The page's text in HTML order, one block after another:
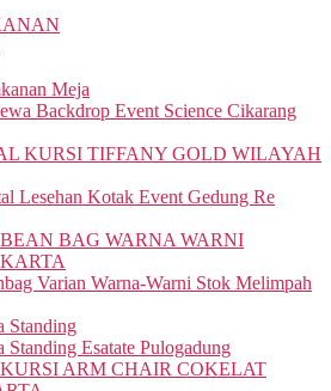
Meja
Backdrop Event Science Cikarang
KURSI TIFFANY GOLD WILAYAH
Lesehan Kotak Event Gedung Re
BAG WARNA WARNI
Varian Warna-Warni Stok Melimpah
Standing
Standing Esatate Pulogadung
ARM CHAIR COKELAT